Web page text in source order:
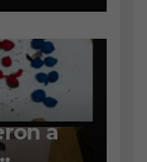
a